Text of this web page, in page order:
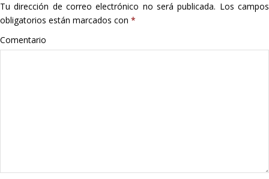
Informática
Listas
Tu dirección de correo electrónico no será publicada. Los campos
obligatorios están marcados con *
Comentario